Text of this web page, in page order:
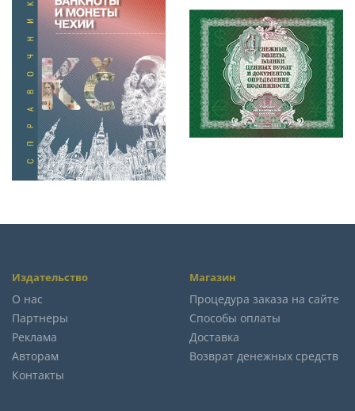
Издательство
О нас
Партнеры
Реклама
Авторам
Контакты
Магазин
Процедура заказа на сайте
Способы оплаты
Доставка
Возврат денежных средств